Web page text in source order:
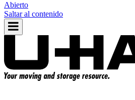
Abierto
Saltar al contenido